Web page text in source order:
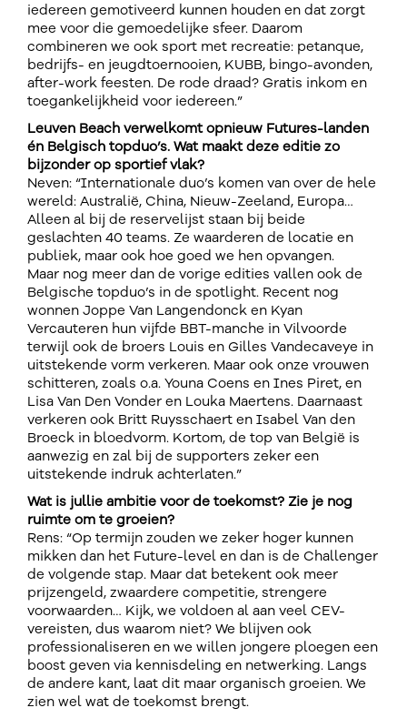
iedereen gemotiveerd kunnen houden en dat zorgt
mee voor die gemoedelijke sfeer. Daarom
combineren we ook sport met recreatie: petanque,
bedrijfs- en jeugdtoernooien, KUBB, bingo-avonden,
after-work feesten. De rode draad? Gratis inkom en
toegankelijkheid voor iedereen.”
Leuven Beach verwelkomt opnieuw Futures-landen
én Belgisch topduo’s. Wat maakt deze editie zo
bijzonder op sportief vlak?
Neven: “Internationale duo’s komen van over de hele
wereld: Australië, China, Nieuw-Zeeland, Europa…
Alleen al bij de reservelijst staan bij beide
geslachten 40 teams. Ze waarderen de locatie en
publiek, maar ook hoe goed we hen opvangen.
Maar nog meer dan de vorige edities vallen ook de
Belgische topduo’s in de spotlight. Recent nog
wonnen Joppe Van Langendonck en Kyan
Vercauteren hun vijfde BBT-manche in Vilvoorde
terwijl ook de broers Louis en Gilles Vandecaveye in
uitstekende vorm verkeren. Maar ook onze vrouwen
schitteren, zoals o.a. Youna Coens en Ines Piret, en
Lisa Van Den Vonder en Louka Maertens. Daarnaast
verkeren ook Britt Ruysschaert en Isabel Van den
Broeck in bloedvorm. Kortom, de top van België is
aanwezig en zal bij de supporters zeker een
uitstekende indruk achterlaten.”
Wat is jullie ambitie voor de toekomst? Zie je nog
ruimte om te groeien?
Rens: “Op termijn zouden we zeker hoger kunnen
mikken dan het Future-level en dan is de Challenger
de volgende stap. Maar dat betekent ook meer
prijzengeld, zwaardere competitie, strengere
voorwaarden… Kijk, we voldoen al aan veel CEV-
vereisten, dus waarom niet? We blijven ook
professionaliseren en we willen jongere ploegen een
boost geven via kennisdeling en netwerking. Langs
de andere kant, laat dit maar organisch groeien. We
zien wel wat de toekomst brengt.